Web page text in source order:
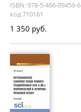
ISBN: 978-5-466-09459-6
код 710161
1 350 руб.